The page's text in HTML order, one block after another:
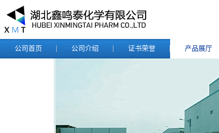
公司首页 公司介绍 证书荣誉 产品展厅